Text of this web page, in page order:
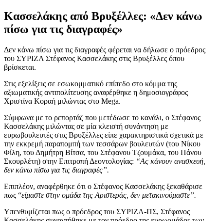
Κασσελάκης από Βρυξέλλες: «Δεν κάνω
πίσω για τις διαγραφές»
Δεν κάνω πίσω για τις διαγραφές φέρεται να δήλωσε ο πρόεδρος
του ΣΥΡΙΖΑ Στέφανος Κασσελάκης στις Βρυξέλλες όπου
βρίσκεται.
Στις εξελίξεις σε εσωκομματικό επίπεδο στο κόμμα της
αξιωματικής αντιπολίτευσης αναφέρθηκε η δημοσιογράφος
Χριστίνα Κοραή μιλώντας στο Mega.
Σύμφωνα με το ρεπορτάζ που μετέδωσε το κανάλι, ο Στέφανος
Κασσελάκης μιλώντας σε μία κλειστή συνάντηση με
ευρωβουλευτές στις Βρυξέλλες είπε χαρακτηριστικά σχετικά με
την εκκρεμή παραπομπή των τεσσάρων βουλευτών (του Νίκου
Φίλη, του Δημήτρη Βίτσα, του Στέφανου Τζουμάκα, του Πάνου
Σκουρλέτη) στην Επιτροπή Δεοντολογίας: “Ας κάνουν ανασκευή,
δεν κάνω πίσω για τις διαγραφές”.
Επιπλέον, αναφέρθηκε ότι ο Στέφανος Κασσελάκης ξεκαθάρισε
πως “είμαστε στην ομάδα της Αριστεράς, δεν μετακινούμαστε”.
Yπενθυμίζεται πως ο πρόεδρος του ΣΥΡΙΖΑ-ΠΣ, Στέφανος